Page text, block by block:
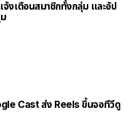
งเตือนสมาชิกทั้งกลุ่ม และอัป
Cast ส่ง Reels ขึ้นจอทีวีดู